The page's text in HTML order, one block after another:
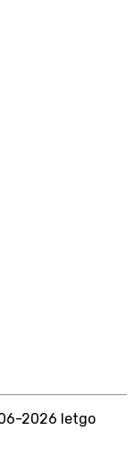
2026 letgo